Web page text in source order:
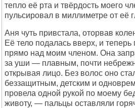
тепло её рта и твёрдость моего
пульсировал в миллиметре от её
Аня чуть привстала, оторвав
Её тело подалась вверх, и теперь
прямо над моим членом. Она
за уши — плавным, почти
открывая лицо. Без волос оно
беззащитным, детским и
провела одной рукой по моему
животу, — пальцы оставляли